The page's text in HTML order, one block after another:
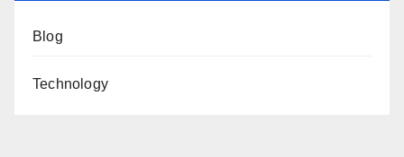
Blog
Technology